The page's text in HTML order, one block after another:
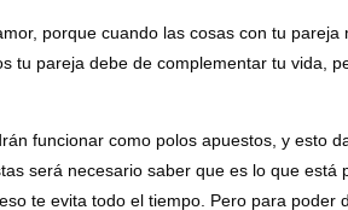
porque cuando las cosas con tu
tu pareja debe de complementar tu vida,
funcionar como polos apuestos, y esto
será necesario saber que es lo que
te evita todo el tiempo. Pero para